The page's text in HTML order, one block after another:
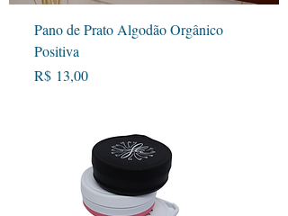
Pano de Prato Algodão Orgânico
Positiva
Preço
R$ 13,00